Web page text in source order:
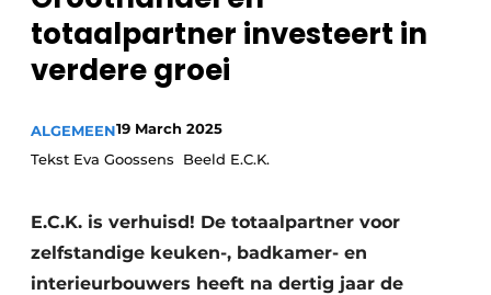
Privacy / Cookie statement
Vacature aanmelden
Video’s
totaalpartner investeert in
verdere groei
ALGEMEEN19 March 2025
Tekst Eva Goossens Beeld E.C.K.
E.C.K. is verhuisd! De totaalpartner voor
zelfstandige keuken-, badkamer- en
interieurbouwers heeft na dertig jaar de